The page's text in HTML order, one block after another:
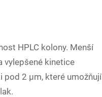
HPLC kolony. Menší
vylepšené kinetice
pod 2 μm, které umožňují